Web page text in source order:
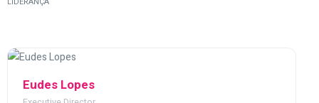
Eudes Lopes